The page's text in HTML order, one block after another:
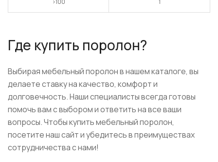
Где купить поролон?
Выбирая мебельный поролон в нашем каталоге, вы
делаете ставку на качество, комфорт и
долговечность. Наши специалисты всегда готовы
помочь вам с выбором и ответить на все ваши
вопросы. Чтобы купить мебельный поролон,
посетите наш сайт и убедитесь в преимуществах
сотрудничества с нами!